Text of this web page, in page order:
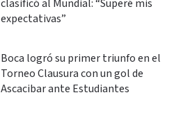
clasificó al Mundial: “Superé mis
expectativas”
Boca logró su primer triunfo en el
Torneo Clausura con un gol de
Ascacibar ante Estudiantes